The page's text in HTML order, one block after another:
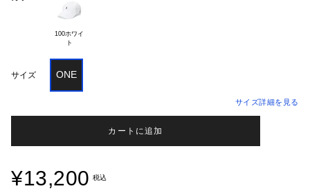
100ホワイ
サイズ ONE
サイズ詳細を見る
カートに追加
¥13,200 税込